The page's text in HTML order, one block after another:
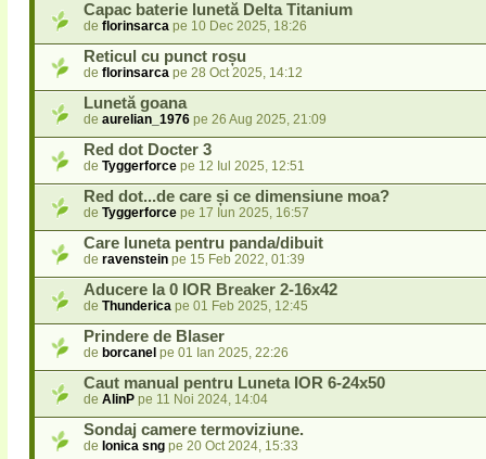
Capac baterie lunetă Delta Titanium
de florinsarca pe 10 Dec 2025, 18:26
Reticul cu punct roșu
de florinsarca pe 28 Oct 2025, 14:12
Lunetă goana
de aurelian_1976 pe 26 Aug 2025, 21:09
Red dot Docter 3
de Tyggerforce pe 12 Iul 2025, 12:51
Red dot...de care și ce dimensiune moa?
de Tyggerforce pe 17 Iun 2025, 16:57
Care luneta pentru panda/dibuit
de ravenstein pe 15 Feb 2022, 01:39
Aducere la 0 IOR Breaker 2-16x42
de Thunderica pe 01 Feb 2025, 12:45
Prindere de Blaser
de borcanel pe 01 Ian 2025, 22:26
Caut manual pentru Luneta IOR 6-24x50
de AlinP pe 11 Noi 2024, 14:04
Sondaj camere termoviziune.
de Ionica sng pe 20 Oct 2024, 15:33